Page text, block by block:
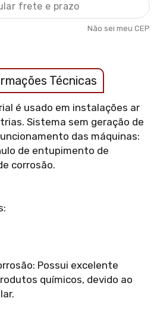
Não sei meu CEP
Técnicas
é usado em instalações ar
Sistema sem geração de
das máquinas:
de entupimento de
corrosão.
Possui excelente
químicos, devido ao